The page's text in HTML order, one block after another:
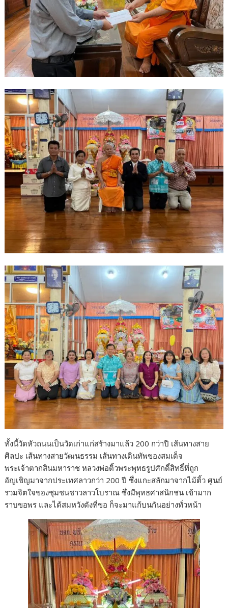
ทั้งนี้วัดหัวถนนเป็นวัดเก่าแก่สร้างมาแล้ว 200 กว่าปี เส้นทางสาย
ศิลปะ เส้นทางสายวัฒนธรรม เส้นทางเดินทัพของสมเด็จ
พระเจ้าตากสินมหาราช หลวงพ่อติ้วพระพุทธรูปศักดิ์สิทธิ์ที่ถูก
อัญเชิญมาจากประเทศลาวกว่า 200 ปี ซึ่งแกะสลักมาจากไม้ติ้ว ศูนย์
รวมจิตใจของชุมชนชาวลาวโบราณ ซึ่งมีพุทธศาสนิกชน เข้ามาก
ราบขอพร และได้สมหวังดังที่ขอ ก็จะมาแก้บนกันอย่างทั่วหน้า